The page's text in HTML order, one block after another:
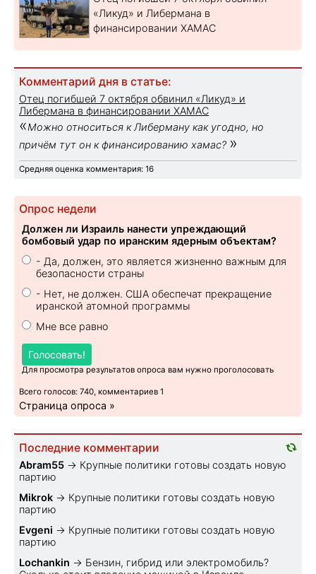
«Ликуд» и Либермана в
финансировании ХАМАС
Комментарий дня в статье:
Отец погибшей 7 октября обвинил «Ликуд» и
Либермана в финансировании ХАМАС
«Можно относиться к Либерману как угодно, но
причём тут он к финансированию хамас? »
Средняя оценка комментария: 16
Опрос недели
Должен ли Израиль нанести упреждающий
бомбовый удар по иранским ядерным объектам?
- Да, должен, это является жизненно важным для
безопасности страны
- Нет, не должен. США обеспечат прекращение
иранской атомной программы
Мне все равно
Голосовать!
Для просмотра результатов опроса вам нужно проголосовать
Всего голосов: 740, комментариев 1
Страница опроса »
Последние комментарии
Abram55 → Крупные политики готовы создать новую
партию
Mikrok → Крупные политики готовы создать новую
партию
Evgeni → Крупные политики готовы создать новую
партию
Lochankin → Бензин, гибрид или электромобиль?